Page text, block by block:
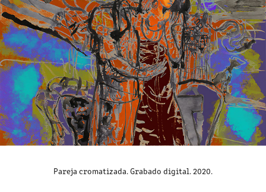
Pareja cromatizada. Grabado digital. 2020.